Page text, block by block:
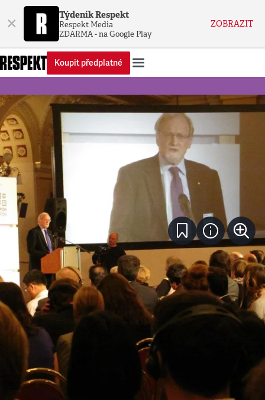
× Týdeník Respekt
Respekt Media
ZDARMA - na Google Play
ZOBRAZIT
Koupit předplatné
Periferie•29. 11. 2012 6 minut
Všechny problémy nejde
vyřešit
Bývalý dlouholetý australský ministr zahraničí
Gareth Evans je uznávaným odborníkem na
hledání východisek z konfliktů a byl vůdčím
diplomatem při práci na rezoluci OSN, která